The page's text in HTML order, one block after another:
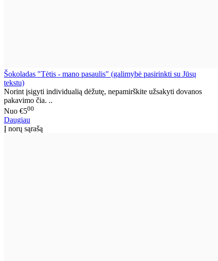
Šokoladas "Tėtis - mano pasaulis" (galimybė pasirinkti su Jūsų
tekstu)
Norint įsigyti individualią dėžutę, nepamirškite užsakyti dovanos
pakavimo čia. ..
Nuo €500
Daugiau
Į norų sąrašą